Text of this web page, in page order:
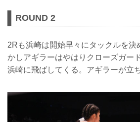
ROUND 2
2Rも浜崎は開始早々にタックルを決
かしアギラーはやはりクローズガー
浜崎に飛ばしてくる。アギラーが立